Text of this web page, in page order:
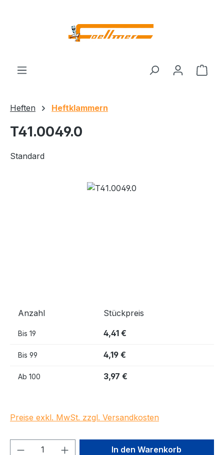
Heften Heftklammern
T41.0049.0
Standard
Bildergalerie überspringen
Anzahl Stückpreis
Bis 19 4,41 €
Bis 99 4,19 €
Ab 100 3,97 €
Preise exkl. MwSt. zzgl. Versandkosten
Produkt Anzahl: Gib denIn den Warenkorb